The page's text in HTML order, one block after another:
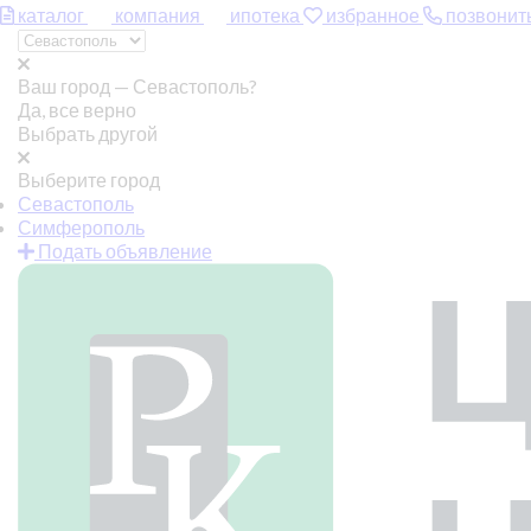
каталог компания ипотека избранное
Ваш город — Севастополь?
Да, все верно
Выбрать другой
Выберите город
Севастополь
Симферополь
Подать объявление